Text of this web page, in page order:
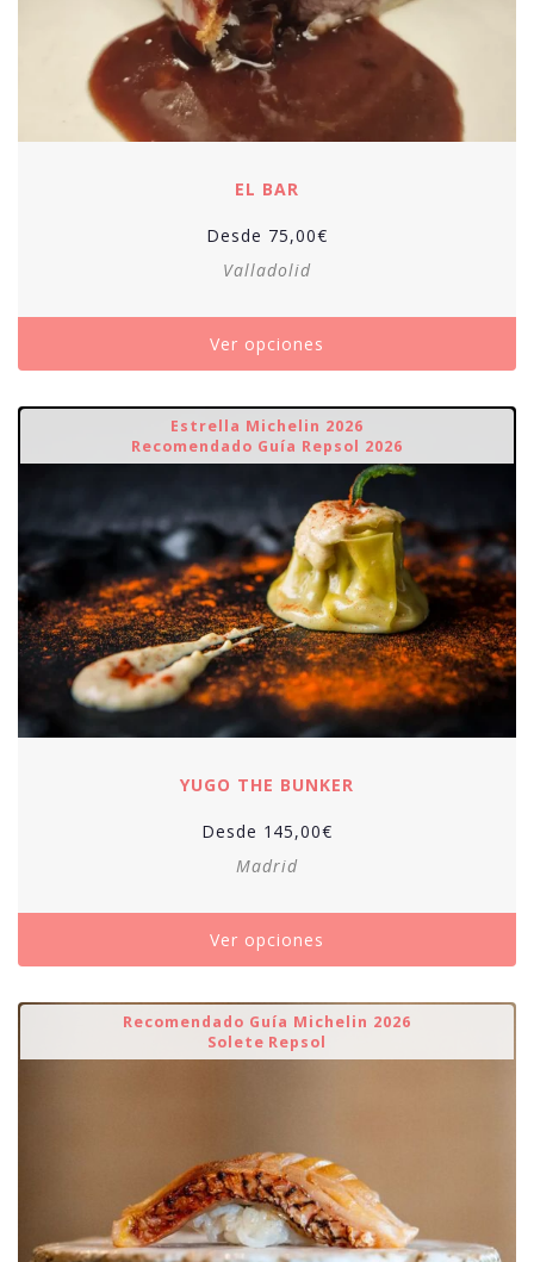
EL BAR
Desde 75,00€
Valladolid
Ver opciones
Estrella Michelin 2026
Recomendado Guía Repsol 2026
YUGO THE BUNKER
Desde 145,00€
Madrid
Ver opciones
Recomendado Guía Michelin 2026
Solete Repsol